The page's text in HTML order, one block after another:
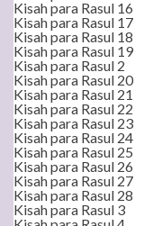
Kisah para Rasul 16
Kisah para Rasul 17
Kisah para Rasul 18
Kisah para Rasul 19
Kisah para Rasul 2
Kisah para Rasul 20
Kisah para Rasul 21
Kisah para Rasul 22
Kisah para Rasul 23
Kisah para Rasul 24
Kisah para Rasul 25
Kisah para Rasul 26
Kisah para Rasul 27
Kisah para Rasul 28
Kisah para Rasul 3